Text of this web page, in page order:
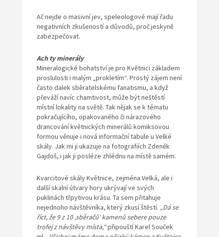
Ač nejde o masivní jev, speleologové mají řadu
negativních zkušeností a důvodů, proč jeskyně
zabezpečovat.
Ach ty minerály
Mineralogické bohatství je pro Květnici základem
proslulosti i malým „prokletím“. Prostý zájem není
často dalek sběratelskému fanatismu, a když
převáží navíc chamtivost, může být neštěstí
místní lokality na světě. Tak nějak se k tématu
pokračujícího, opakovaného či nárazového
drancování květnických minerálů komiksovou
formou věnuje i nová informační tabule u Velké
skály. Jak mi ji ukazuje na fotografiích Zdeněk
Gajdoš, i jak ji posléze zhlédnu na místě samém.
Kvarcitové skály Květnice, zejména Velká, ale i
další skalní útvary hory ukrývají ve svých
puklinách třpytivou krásu. Ta sem přitahuje
nejednoho návštěvníka, který zkusí štěstí. „Dá se
říct, že 9 z 10 ‚sběračů‘ kamenů sebere pouze
trofej z návštěvy místa,“připouští Karel Souček